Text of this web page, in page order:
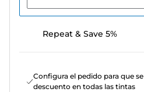
Repeat & Save 5%
Configura el pedido para que
descuento en todas las tintas